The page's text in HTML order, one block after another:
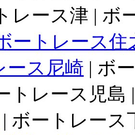
レース津 | ボ
ートレース住
ース尼崎 | ボ
トレース児島
| ボートレー